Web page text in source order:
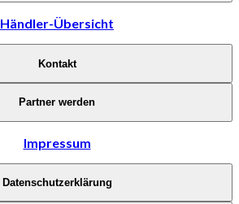
Händler-Übersicht
Kontakt
Partner werden
Impressum
Datenschutzerklärung